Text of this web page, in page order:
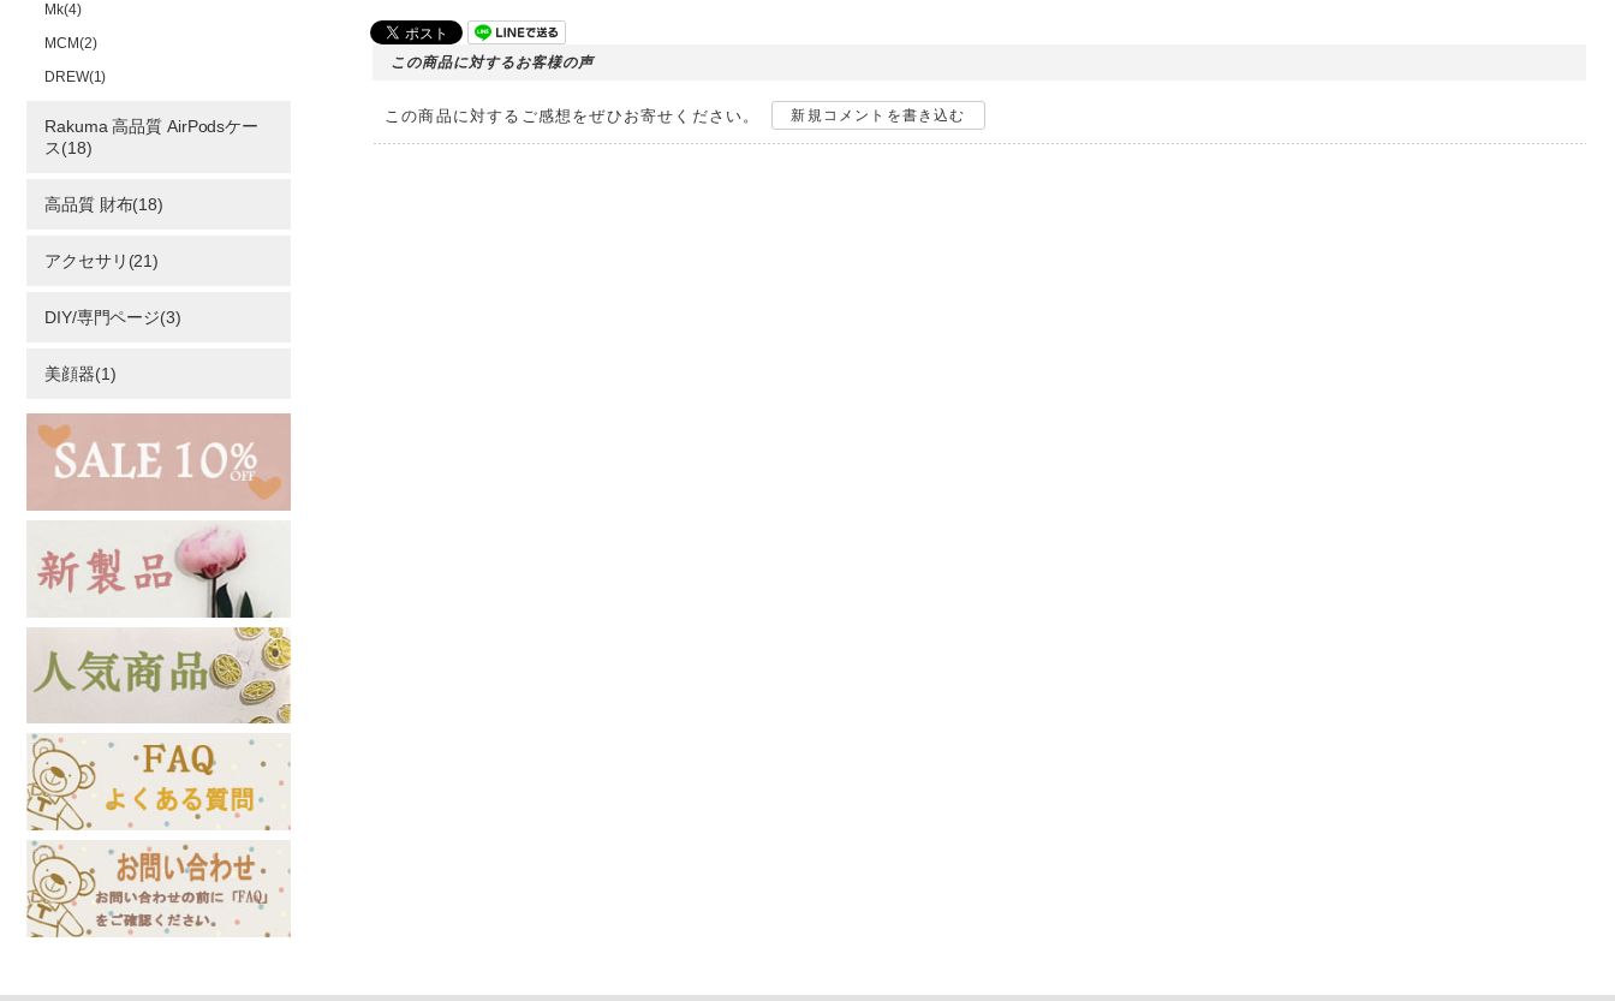
Mk(4)
MCM(2)
DREW(1)
Rakuma 高品質 AirPodsケー
ス(18)
高品質 財布(18)
アクセサリ(21)
DIY/専門ページ(3)
美顔器(1)
この商品に対するお客様の声
この商品に対するご感想をぜひお寄せください。 新規コメントを書き込む